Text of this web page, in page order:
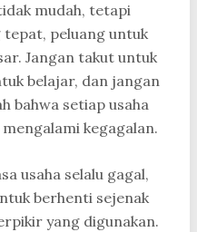
mudah, tetapi
tepat, peluang untuk
Jangan takut untuk
belajar, dan jangan
bahwa setiap usaha
kegagalan.
usaha selalu gagal,
berhenti sejenak
yang digunakan.